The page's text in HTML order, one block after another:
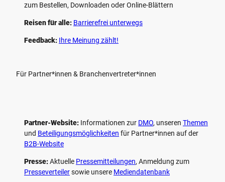
zum Bestellen, Downloaden oder Online-Blättern
Reisen für alle: Barrierefrei unterwegs
Feedback: Ihre Meinung zählt!
Für Partner*innen & Branchenvertreter*innen
Partner-Website: Informationen zur DMO, unseren ­ Themen
und Beteiligungs­möglichkeiten für Partner*innen auf der
B2B-Website
Presse:Aktuelle Pressemitteilungen, Anmeldung zum
Presseverteilersowie unsere Mediendatenbank